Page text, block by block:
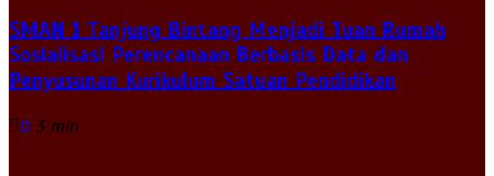
SMAN 1 Tanjung Bintang Menjadi Tuan Rumah
Sosialisasi Perencanaan Berbasis Data dan
Penyusunan Kurikulum Satuan Pendidikan
0 3 min